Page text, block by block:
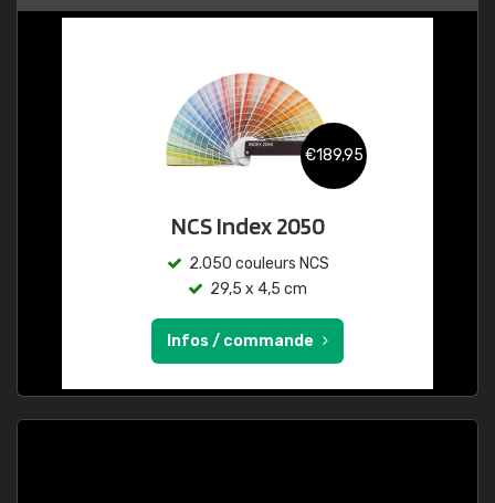
€189,95
NCS Index 2050
2.050 couleurs NCS
29,5 x 4,5 cm
Infos / commande